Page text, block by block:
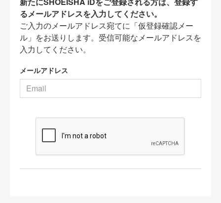
るメールアドレスを入力してください。
ご入力のメールアドレス宛てに「仮登録確認メー
ル」をお送りします。受信可能なメールアドレスを
入力してください。
メールアドレス